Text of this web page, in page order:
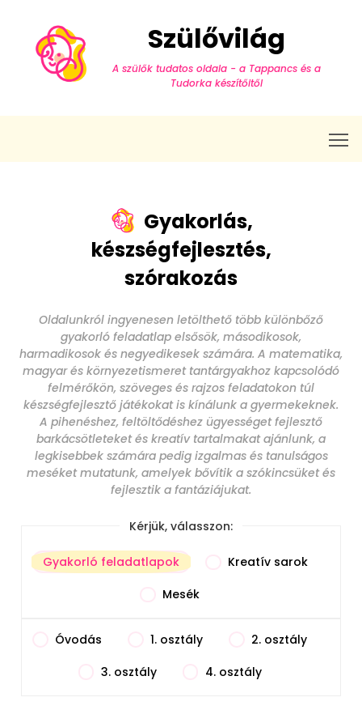
Szülővilág
A szülők tudatos oldala - a Tappancs és a
Tudorka készítőitől
Gyakorlás,
készségfejlesztés,
szórakozás
Oldalunkról ingyenesen letölthető több különbőző
gyakorló feladatlap elsősök, másodikosok,
harmadikosok és negyedikesek számára. A matematika,
magyar és környezetismeret tantárgyakhoz kapcsolódó
felmérőkön, szöveges és rajzos feladatokon túl
készségfejlesztő játékokat is kínálunk a gyermekeknek.
A pihenéshez, feltöltődéshez ügyességet fejlesztő
barkácsötleteket és kreatív tartalmakat ajánlunk, a
legkisebbek számára pedig izgalmas és tanulságos
meséket mutatunk, amelyek bővítik a szókincsüket és
fejlesztik a fantáziájukat.
Kérjük, válasszon:
Gyakorló feladatlapok
Kreatív sarok
Mesék
Óvodás 1. osztály
2. osztály
3. osztály
4. osztály